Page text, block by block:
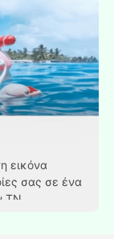
εικόνα
σας σε ένα
ΤΝ.